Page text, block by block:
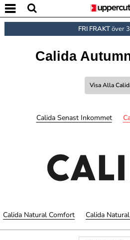
FRI FRAKTöver
Calida
Visa Alla
Calida Senast Inkommet
Calida Natural Comfort Calida